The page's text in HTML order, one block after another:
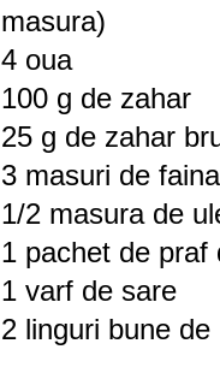
masura)
4 oua
100 g de zahar
25 g de zahar
3 masuri de faina
1/2 masura de
1 pachet de praf
1 varf de sare
2 linguri bune